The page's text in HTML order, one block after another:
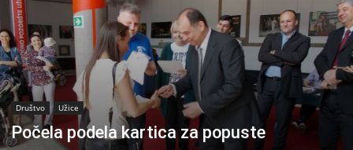
Društvo Užice
Počela podela kartica za popuste